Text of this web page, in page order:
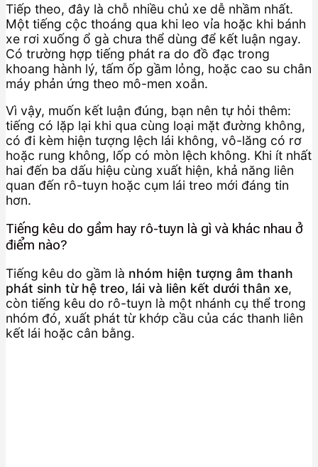
Tiếp theo, đây là chỗ nhiều chủ xe dễ nhầm nhất.
Một tiếng cộc thoáng qua khi leo vỉa hoặc khi bánh
xe rơi xuống ổ gà chưa thể dùng để kết luận ngay.
Có trường hợp tiếng phát ra do đồ đạc trong
khoang hành lý, tấm ốp gầm lỏng, hoặc cao su chân
máy phản ứng theo mô-men xoắn.
Vì vậy, muốn kết luận đúng, bạn nên tự hỏi thêm:
tiếng có lặp lại khi qua cùng loại mặt đường không,
có đi kèm hiện tượng lệch lái không, vô-lăng có rơ
hoặc rung không, lốp có mòn lệch không. Khi ít nhất
hai đến ba dấu hiệu cùng xuất hiện, khả năng liên
quan đến rô-tuyn hoặc cụm lái treo mới đáng tin
hơn.
Tiếng kêu do gầm hay rô-tuyn là gì và khác nhau ở
điểm nào?
Tiếng kêu do gầm là nhóm hiện tượng âm thanh
phát sinh từ hệ treo, lái và liên kết dưới thân xe,
còn tiếng kêu do rô-tuyn là một nhánh cụ thể trong
nhóm đó, xuất phát từ khớp cầu của các thanh liên
kết lái hoặc cân bằng.